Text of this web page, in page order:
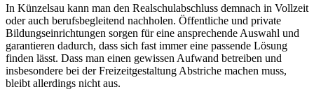
In Künzelsau kann man den Realschulabschluss demnach in Vollzeit
oder auch berufsbegleitend nachholen. Öffentliche und private
Bildungseinrichtungen sorgen für eine ansprechende Auswahl und
garantieren dadurch, dass sich fast immer eine passende Lösung
finden lässt. Dass man einen gewissen Aufwand betreiben und
insbesondere bei der Freizeitgestaltung Abstriche machen muss,
bleibt allerdings nicht aus.